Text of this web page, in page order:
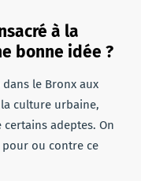
à la
bonne idée ?
le Bronx aux
culture urbaine,
adeptes. On
ou contre ce